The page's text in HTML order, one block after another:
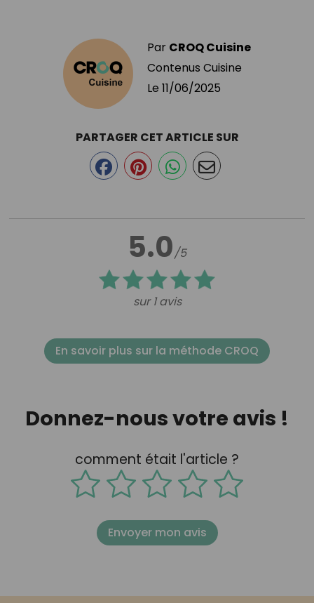
Par CROQ Cuisine
Contenus Cuisine
Le 11/06/2025
5.0/5
sur 1 avis
PARTAGER CET ARTICLE SUR
En savoir plus sur la méthode CROQ
Donnez-nous votre avis !
comment était l'article ?
Envoyer mon avis